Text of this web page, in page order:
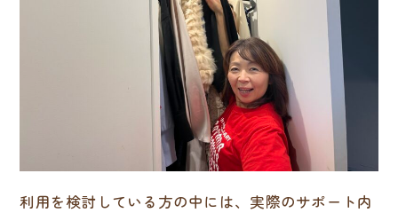
利用を検討している方の中には、実際のサポート内